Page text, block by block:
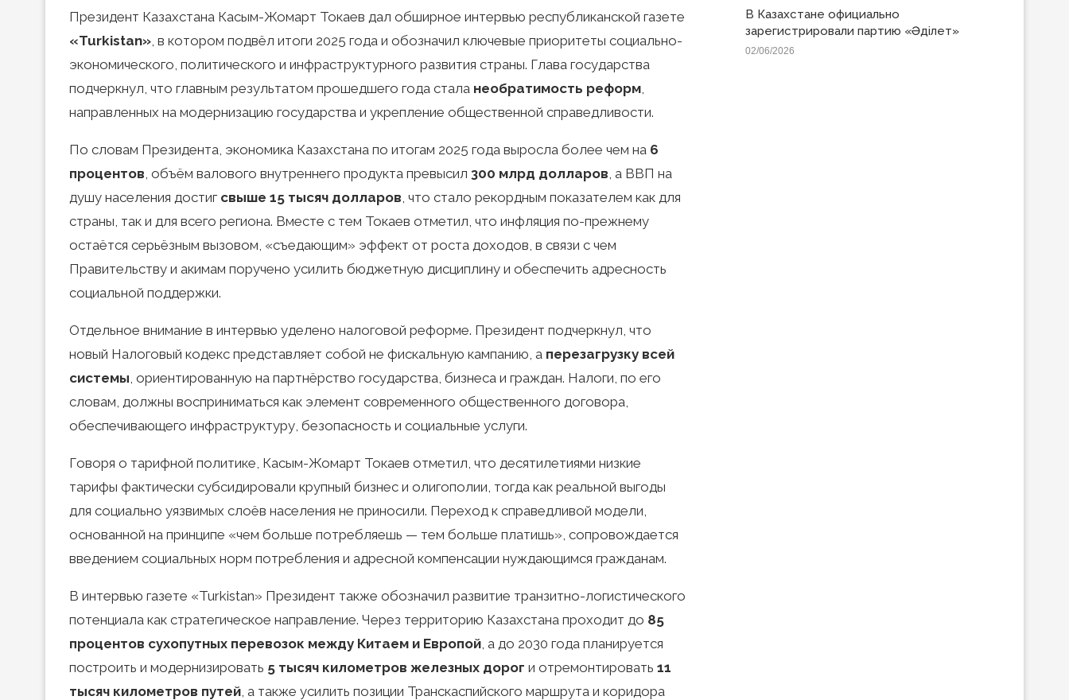
Президент Казахстана Касым-Жомарт Токаев дал обширное интервью республиканской газете
«Turkistan» , в котором подвёл итоги 2025 года и обозначил ключевые приоритеты социально-
экономического, политического и инфраструктурного развития страны. Глава государства
подчеркнул, что главным результатом прошедшего года стала необратимость реформ
направленных на модернизацию государства и укрепление общественной справедливости.
По словам Президента, экономика Казахстана по итогам 2025 года выросла более чем на 6
процентов , объём валового внутреннего продукта превысил 300 млрд долларов , а ВВП на
душу населения достиг свыше 15 тысяч долларов , что стало рекордным показателем как для
страны, так и для всего региона. Вместе с тем Токаев отметил, что инфляция по-прежнему
остаётся серьёзным вызовом, «съедающим» эффект от роста доходов, в связи с чем
Правительству и акимам поручено усилить бюджетную дисциплину и обеспечить адресность
социальной поддержки.
Отдельное внимание в интервью уделено налоговой реформе. Президент подчеркнул, что
новый Налоговый кодекс представляет собой не фискальную кампанию, а перезагрузку всей
системы , ориентированную на партнёрство государства, бизнеса и граждан. Налоги, по его
словам, должны восприниматься как элемент современного общественного договора,
обеспечивающего инфраструктуру, безопасность и социальные услуги.
Говоря о тарифной политике, Касым-Жомарт Токаев отметил, что десятилетиями низкие
тарифы фактически субсидировали крупный бизнес и олигополии, тогда как реальной выгоды
для социально уязвимых слоёв населения не приносили. Переход к справедливой модели,
основанной на принципе «чем больше потребляешь — тем больше платишь», сопровождается
введением социальных норм потребления и адресной компенсации нуждающимся гражданам.
В интервью газете «Turkistan» Президент также обозначил развитие транзитно-логистического
потенциала как стратегическое направление. Через территорию Казахстана проходит до 85
процентов сухопутных перевозок между Китаем и Европой , а до 2030 года планируется
построить и модернизировать 5 тысяч километров железных дорог и отремонтировать 11
тысяч километров путей , а также усилить позиции Транскаспийского маршрута и коридора
В Казахстане официально
зарегистрировали партию «Əділет»
02/06/2026